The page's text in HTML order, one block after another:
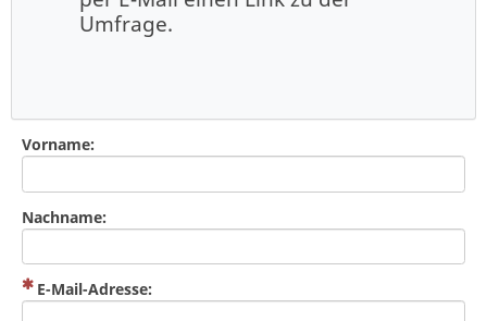
Umfrage.
Vorname:
Nachname:
E-Mail-Adresse: